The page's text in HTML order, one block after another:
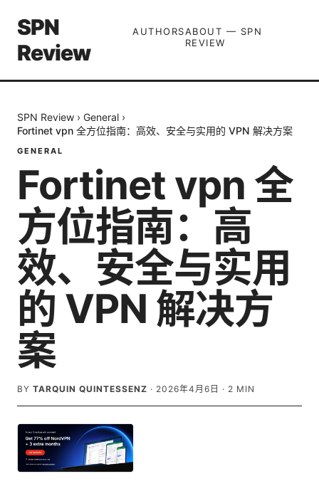
SPN
Review
AUTHORSABOUT — SPN
REVIEW
SPN Review › General ›
Fortinet vpn 全方位指南：高效、安全与实用的 VPN 解决方案
GENERAL
Fortinet vpn 全
方位指南：高
效、安全与实用
的 VPN 解决方
案
BY TARQUIN QUINTESSENZ · 2026年4月6日 · 2 MIN